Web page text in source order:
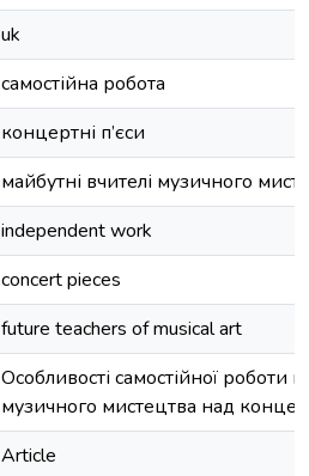
uk
самостійна робота
концертні п’єси
майбутні вчителі музичного
independent work
concert pieces
future teachers of musical art
Особливості самостійної роботи
музичного мистецтва над
Article